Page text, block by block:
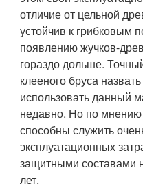
отличие от цельной
устойчив к грибковым
появлению жучков-
гораздо дольше.
клееного бруса
использовать данный
недавно. Но по мнению
способны служить
эксплуатационных
защитными составами
лет.